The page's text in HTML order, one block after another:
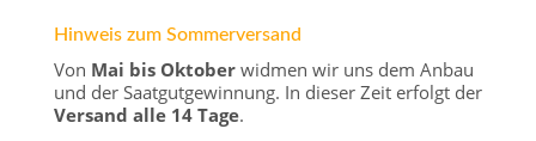
Hinweis zum Sommerversand
Von Mai bis Oktoberwidmen wir uns dem Anbau
und der Saatgutgewinnung. In dieser Zeit erfolgt der
Versand alle 14 Tage.